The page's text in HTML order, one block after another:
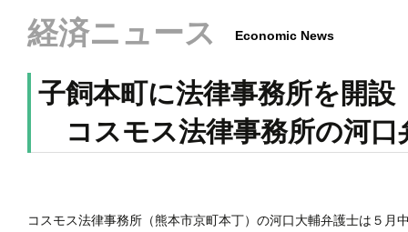
経済ニュース Economic News
子飼本町に法律事務所を開設
コスモス法律事務所の河
コスモス法律事務所（熊本市京町本丁）の河口大輔弁護士は５月